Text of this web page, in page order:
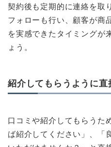
契約後も定期的に連絡を取
フォローも行い、顧客が商
を実感できたタイミングが
ょう。
紹介してもらうように直
口コミや紹介してもらうた
ば紹介してください」、「